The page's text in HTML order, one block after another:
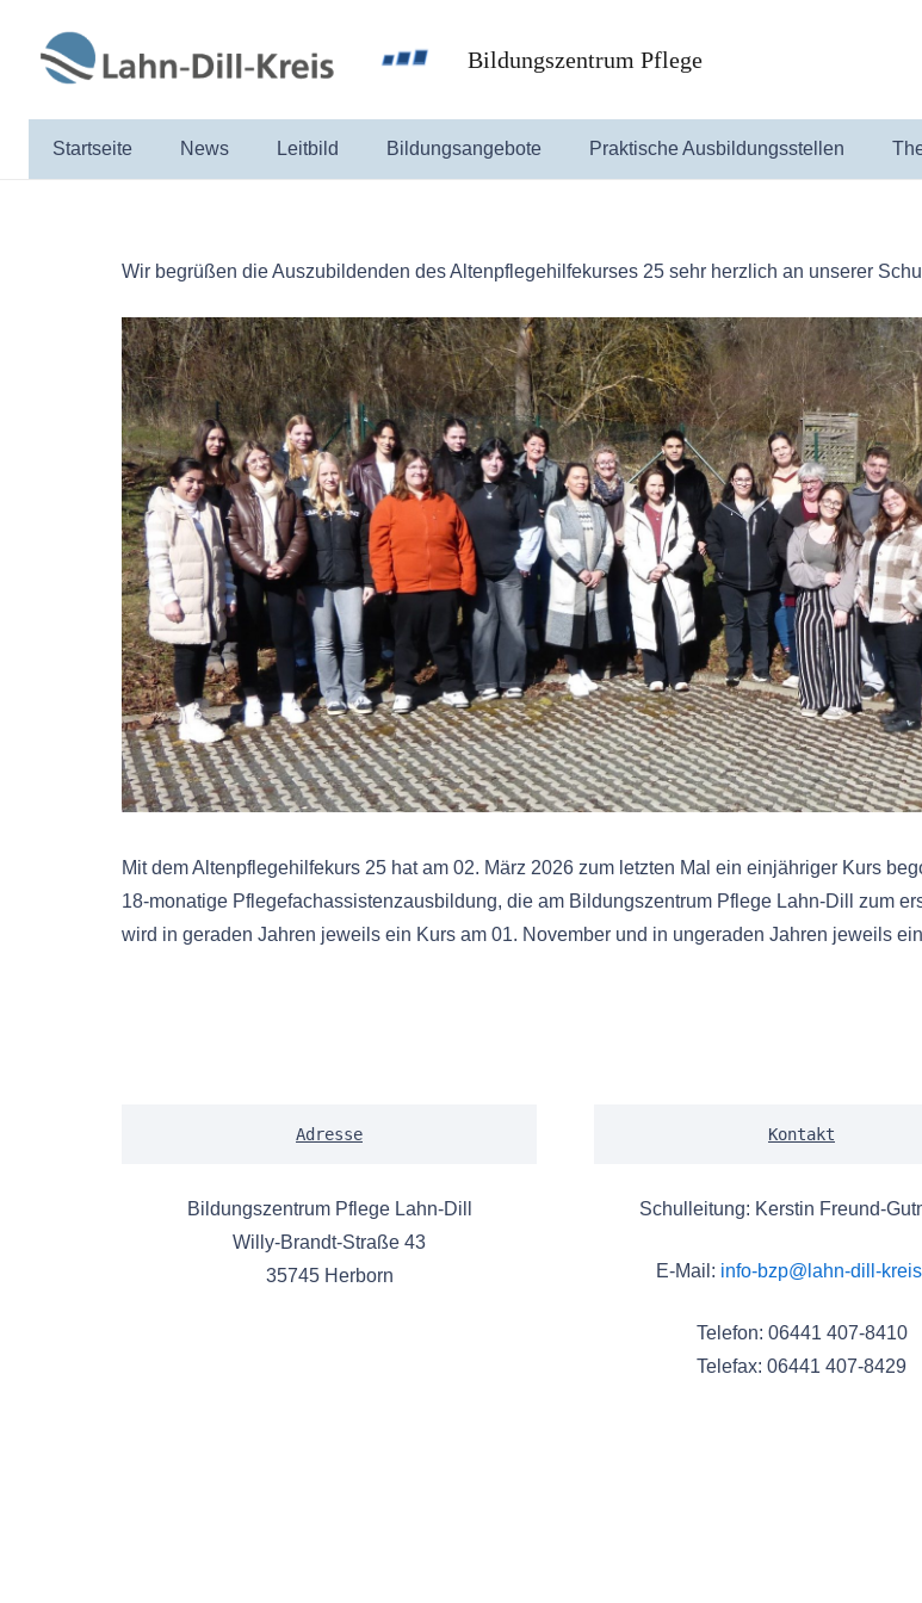
Bildungszentrum Pflege
Startseite News Leitbild Bildungsangebote Praktische Ausbildungsstellen
Wir begrüßen die Auszubildenden des Altenpflegehilfekurses 25 sehr herzlich an unserer
Mit dem Altenpflegehilfekurs 25 hat am 02. März 2026 zum letzten Mal ein einjähriger Kurs
18-monatige Pflegefachassistenzausbildung, die am Bildungszentrum Pflege Lahn-Dill zum
wird in geraden Jahren jeweils ein Kurs am 01. November und in ungeraden Jahren jeweils
Adresse
Bildungszentrum Pflege Lahn-Dill
Willy-Brandt-Straße 43
35745 Herborn
Kontakt
Schulleitung: Kerstin Freund-
E-Mail: info-bzp@lahn-dill-
Telefon: 06441 407-8410
Telefax: 06441 407-8429